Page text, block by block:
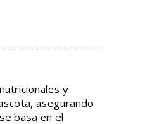
y
asegurando
basa en el